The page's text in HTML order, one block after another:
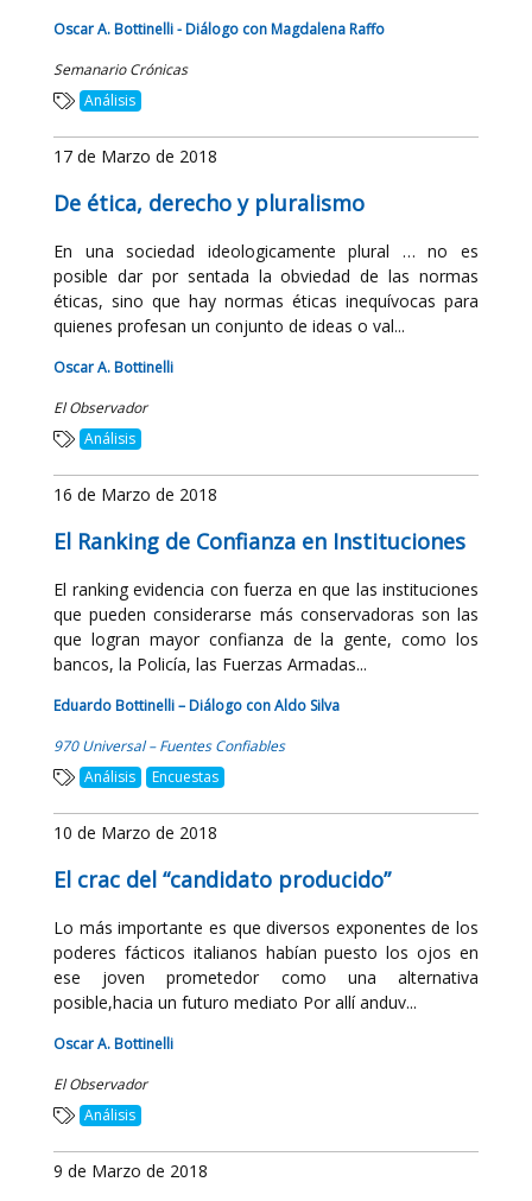
Oscar A. Bottinelli - Diálogo con Magdalena Raffo
Semanario Crónicas
Análisis
17 de Marzo de 2018
De ética, derecho y pluralismo
En una sociedad ideologicamente plural … no es
posible dar por sentada la obviedad de las normas
éticas, sino que hay normas éticas inequívocas para
quienes profesan un conjunto de ideas o val...
Oscar A. Bottinelli
El Observador
Análisis
16 de Marzo de 2018
El Ranking de Confianza en Instituciones
El ranking evidencia con fuerza en que las instituciones
que pueden considerarse más conservadoras son las
que logran mayor confianza de la gente, como los
bancos, la Policía, las Fuerzas Armadas...
Eduardo Bottinelli – Diálogo con Aldo Silva
970 Universal – Fuentes Confiables
Análisis
Encuestas
10 de Marzo de 2018
El crac del “candidato producido”
Lo más importante es que diversos exponentes de los
poderes fácticos italianos habían puesto los ojos en
ese joven prometedor como una alternativa
posible,hacia un futuro mediato Por allí anduv...
Oscar A. Bottinelli
El Observador
Análisis
9 de Marzo de 2018